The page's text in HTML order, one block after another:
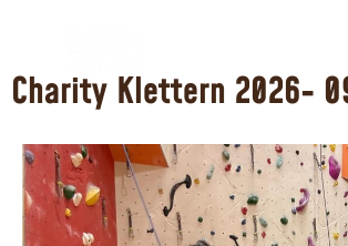
Charity Klettern 2026-